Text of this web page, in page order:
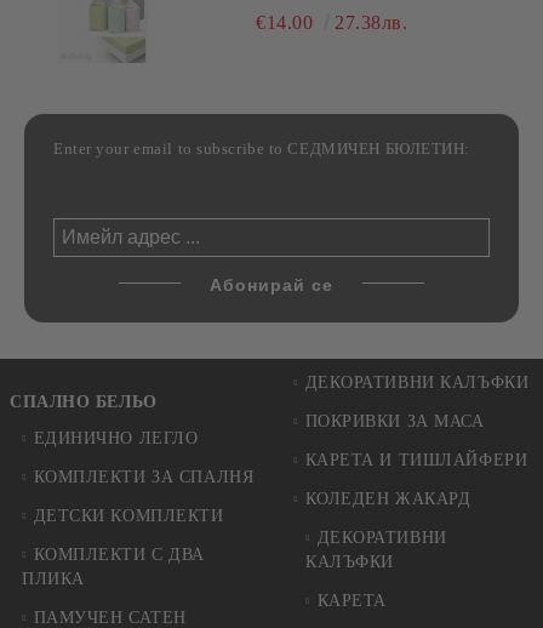
РАЗЛИЧНИ РАЗМЕРИ
€14.00 27.38лв.
Enter your email to subscribe to СЕДМИЧЕН БЮЛЕТИН:
СПАЛНО БЕЛЬО
ЕДИНИЧНО ЛЕГЛО
КОМПЛЕКТИ ЗА СПАЛНЯ
ДЕТСКИ КОМПЛЕКТИ
КОМПЛЕКТИ С ДВА
ПЛИКА
ПАМУЧЕН САТЕН
ДЕКОРАТИВНИ КАЛЪФКИ
ПОКРИВКИ ЗА МАСА
КАРЕТА И ТИШЛАЙФЕРИ
КОЛЕДЕН ЖАКАРД
ДЕКОРАТИВНИ
КАЛЪФКИ
КАРЕТА